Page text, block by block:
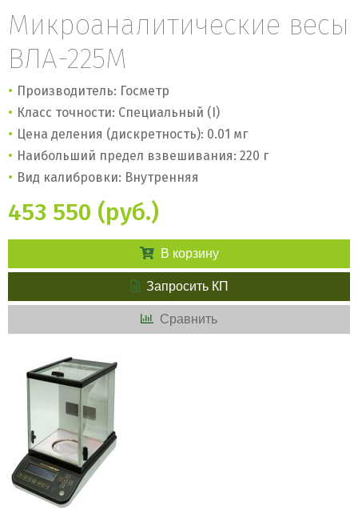
Микроаналитические весы
ВЛА-225М
Производитель: Госметр
Класс точности: Специальный (I)
Цена деления (дискретность): 0.01 мг
Наибольший предел взвешивания: 220 г
Вид калибровки: Внутренняя
453 550 (руб.)
В корзину
Запросить КП
Сравнить